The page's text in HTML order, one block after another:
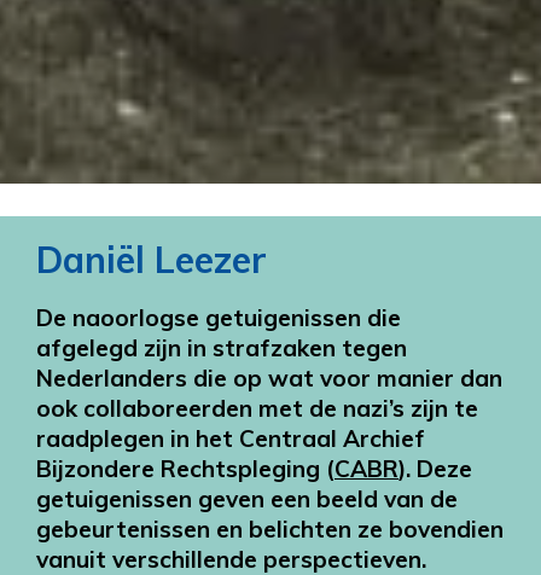
Daniël Leezer
De naoorlogse getuigenissen die
afgelegd zijn in strafzaken tegen
Nederlanders die op wat voor manier dan
ook collaboreerden met de nazi’s zijn te
raadplegen in het Centraal Archief
Bijzondere Rechtspleging (CABR). Deze
getuigenissen geven een beeld van de
gebeurtenissen en belichten ze bovendien
vanuit verschillende perspectieven.